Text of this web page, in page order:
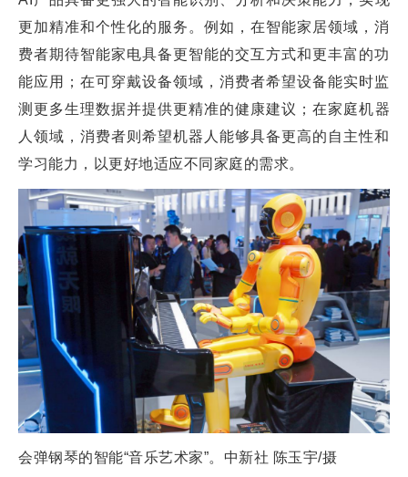
更加精准和个性化的服务。例如，在智能家居领域，消
费者期待智能家电具备更智能的交互方式和更丰富的功
能应用；在可穿戴设备领域，消费者希望设备能实时监
测更多生理数据并提供更精准的健康建议；在家庭机器
人领域，消费者则希望机器人能够具备更高的自主性和
学习能力，以更好地适应不同家庭的需求。
会弹钢琴的智能“音乐艺术家”。中新社 陈玉宇/摄